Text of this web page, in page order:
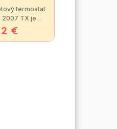
€
termostat
2007 TX je
reguláciu